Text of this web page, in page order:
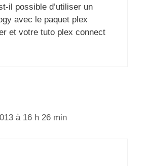
il possible d’utiliser un
avec le paquet plex
et votre tuto plex connect
à 16 h 26 min